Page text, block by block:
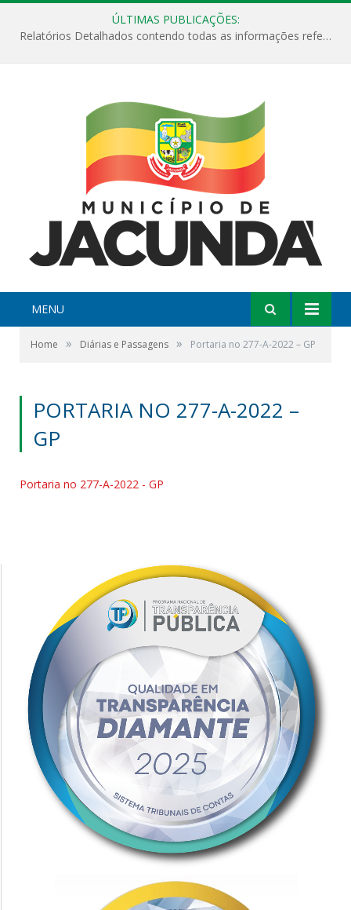
ÚLTIMAS PUBLICAÇÕES:
Relatórios Detalhados contendo todas as informações referentes a execução de recursos destinados ao fomento de projetos culturais no Município de Jacundá entre os anos de 2022 ao presente ano de 2026.
MENU
Home » Diárias e Passagens » Portaria no 277-A-2022 – GP
PORTARIA NO 277-A-2022 –
GP
Portaria no 277-A-2022 - GP